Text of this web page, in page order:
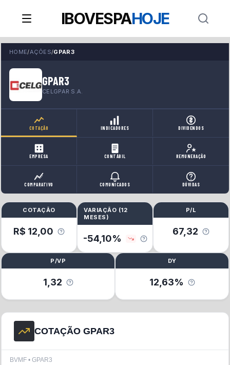
IBOVESPAHOJE
HOME/AÇÕES/GPAR3
GPAR3
CELGPAR S.A.
COTAÇÃO INDICADORES DIVIDENDOS
EMPRESA CONTÁBIL REMUNERAÇÃO
COMPARATIVO COMUNICADOS DÚVIDAS
COTAÇÃO
R$ 12,00
VARIAÇÃO (12
MESES )
-54,10%
P/L
67,32
P/VP
1,32
DY
12,63%
COTAÇÃO GPAR3
BVMF • GPAR3